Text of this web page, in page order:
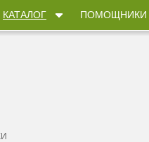
КАТАЛОГ ПОМОЩНИКИ